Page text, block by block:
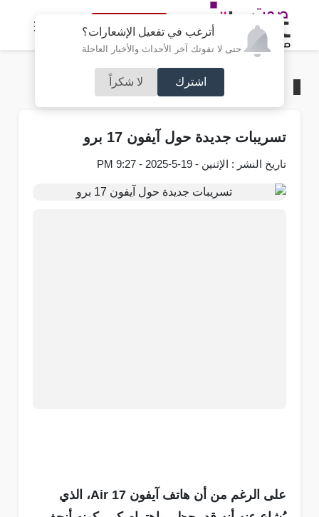
أترغب في تفعيل الإشعارات؟
حتى لا تفوتك آخر الأحداث والأخبار العاجلة
اشترك لا شكراً
النسخة الكاملة
تكنولوجيا
تسريبات جديدة حول آيفون 17 برو
تاريخ النشر : الإثنين - 19-5-2025 - 9:27 PM
على الرغم من أن هاتف آيفون 17 Air، الذي